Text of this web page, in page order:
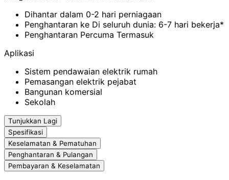
Dihantar dalam 0-2 hari perniagaan
Penghantaran ke Di seluruh dunia: 6-7 hari bekerja*
Penghantaran Percuma Termasuk
Aplikasi
Sistem pendawaian elektrik rumah
Pemasangan elektrik pejabat
Bangunan komersial
Sekolah
Tunjukkan Lagi
Spesifikasi
Keselamatan & Pematuhan
Penghantaran & Pulangan
Pembayaran & Keselamatan